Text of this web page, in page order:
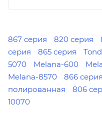
867 серия 820 серия
серия
865 серия
5070
Melana-600
Melana-8570
866 серия
полированная
806
10070